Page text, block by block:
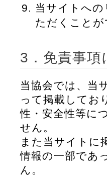
当サイトへ
ただくことが
3．免責事項
当協会では、当
って掲載してお
性・安全性等に
せん。
また当サイトに
情報の一部であ
ん。